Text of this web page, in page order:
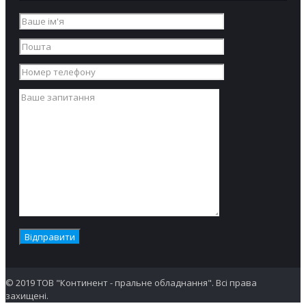
© 2019 ТОВ "Континент - пральне обладнання". Всі права
захищені.